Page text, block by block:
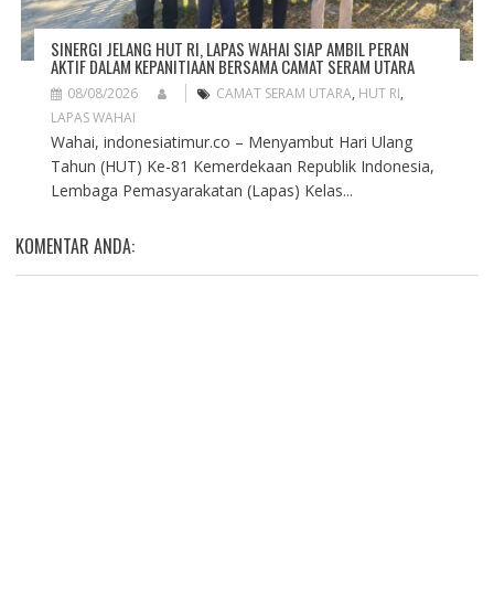
SINERGI JELANG HUT RI, LAPAS WAHAI SIAP AMBIL PERAN
AKTIF DALAM KEPANITIAAN BERSAMA CAMAT SERAM UTARA
08/08/2026 CAMAT SERAM UTARA, HUT RI,
LAPAS WAHAI
Wahai, indonesiatimur.co – Menyambut Hari Ulang
Tahun (HUT) Ke-81 Kemerdekaan Republik Indonesia,
Lembaga Pemasyarakatan (Lapas) Kelas...
KOMENTAR ANDA: